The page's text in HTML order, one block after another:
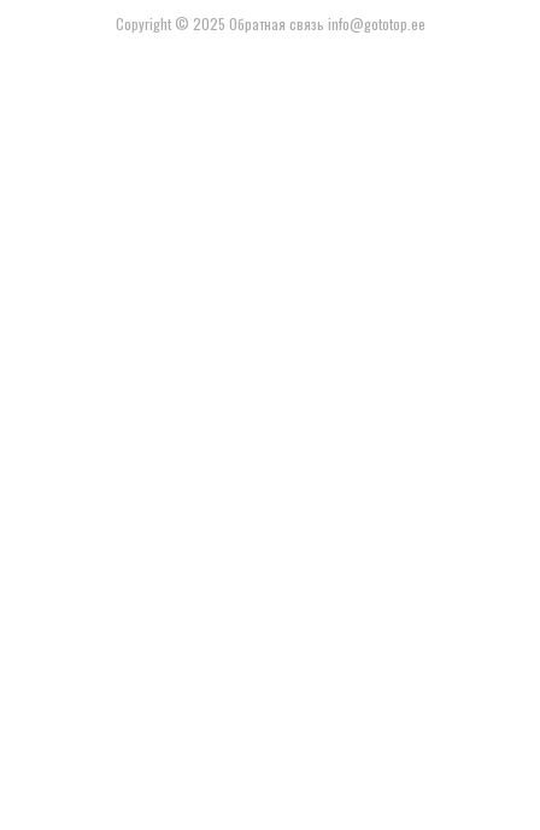
Copyright © 2025 Обратная связь info@gototop.ee